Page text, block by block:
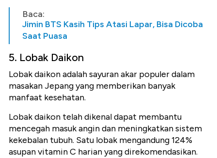
Baca:
Jimin BTS Kasih Tips Atasi Lapar, Bisa Dicoba
Saat Puasa
5. Lobak Daikon
Lobak daikon adalah sayuran akar populer dalam
masakan Jepang yang memberikan banyak
manfaat kesehatan.
Lobak daikon telah dikenal dapat membantu
mencegah masuk angin dan meningkatkan sistem
kekebalan tubuh. Satu lobak mengandung 124%
asupan vitamin C harian yang direkomendasikan.